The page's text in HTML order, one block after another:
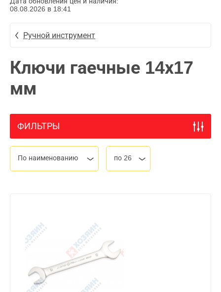
08.08.2026 в 18:41
Ручной инструмент
Ключи гаечные 14х17
мм
ФИЛЬТРЫ
По наименованию по 26